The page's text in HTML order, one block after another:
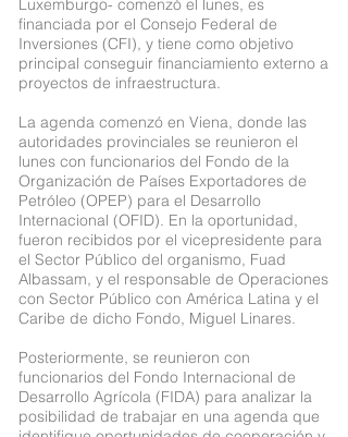
Luxemburgo- comenzó el lunes, es
financiada por el Consejo Federal de
Inversiones (CFI), y tiene como objetivo
principal conseguir financiamiento externo a
proyectos de infraestructura.
La agenda comenzó en Viena, donde las
autoridades provinciales se reunieron el
lunes con funcionarios del Fondo de la
Organización de Países Exportadores de
Petróleo (OPEP) para el Desarrollo
Internacional (OFID). En la oportunidad,
fueron recibidos por el vicepresidente para
el Sector Público del organismo, Fuad
Albassam, y el responsable de Operaciones
con Sector Público con América Latina y el
Caribe de dicho Fondo, Miguel Linares.
Posteriormente, se reunieron con
funcionarios del Fondo Internacional de
Desarrollo Agrícola (FIDA) para analizar la
posibilidad de trabajar en una agenda que